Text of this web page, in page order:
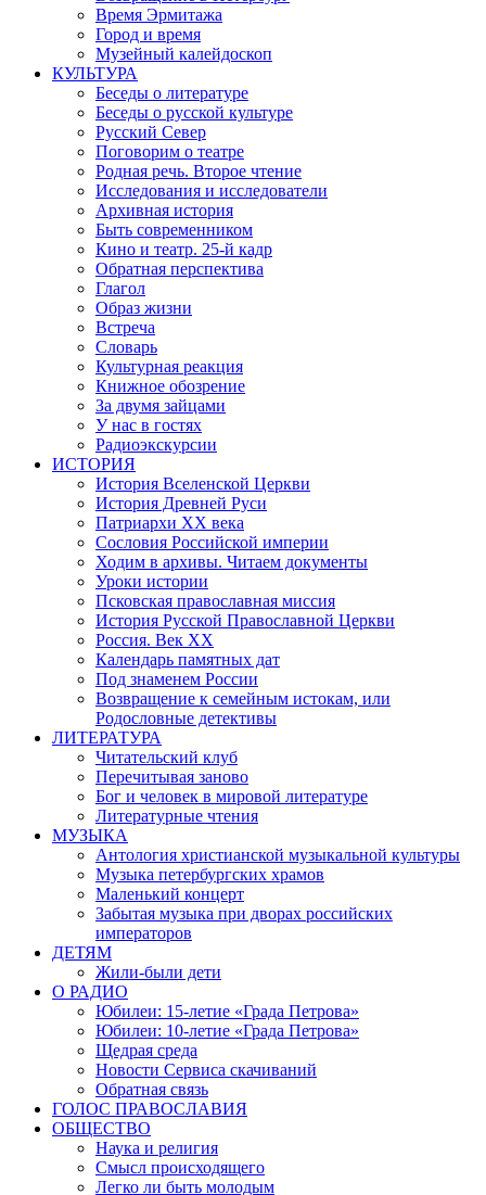
Время Эрмитажа
Город и время
Музейный калейдоскоп
КУЛЬТУРА
Беседы о литературе
Беседы о русской культуре
Русский Север
Поговорим о театре
Родная речь. Второе чтение
Исследования и исследователи
Архивная история
Быть современником
Кино и театр. 25-й кадр
Обратная перспектива
Глагол
Образ жизни
Встреча
Словарь
Культурная реакция
Книжное обозрение
За двумя зайцами
У нас в гостях
Радиоэкскурсии
ИСТОРИЯ
История Вселенской Церкви
История Древней Руси
Патриархи XX века
Сословия Российской империи
Ходим в архивы. Читаем документы
Уроки истории
Псковская православная миссия
История Русской Православной Церкви
Россия. Век ХХ
Календарь памятных дат
Под знаменем России
Возвращение к семейным истокам, или
Родословные детективы
ЛИТЕРАТУРА
Читательский клуб
Перечитывая заново
Бог и человек в мировой литературе
Литературные чтения
МУЗЫКА
Антология христианской музыкальной культуры
Музыка петербургских храмов
Маленький концерт
Забытая музыка при дворах российских
императоров
ДЕТЯМ
Жили-были дети
О РАДИО
Юбилеи: 15-летие «Града Петрова»
Юбилеи: 10-летие «Града Петрова»
Щедрая среда
Новости Сервиса скачиваний
Обратная связь
ГОЛОС ПРАВОСЛАВИЯ
ОБЩЕСТВО
Наука и религия
Смысл происходящего
Легко ли быть молодым